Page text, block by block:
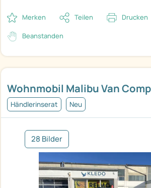
Wohnmobil Malibu Van
Händlerinserat Neu
28 Bilder
Merken Teilen Drucken
Beanstanden